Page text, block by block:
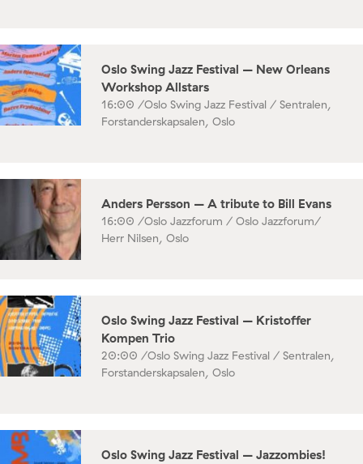
Oslo Swing Jazz Festival – New Orleans
Workshop Allstars
16:00 /Oslo Swing Jazz Festival / Sentralen,
Forstanderskapsalen, Oslo
Anders Persson – A tribute to Bill Evans
16:00 /Oslo Jazzforum / Oslo Jazzforum/
Herr Nilsen, Oslo
Oslo Swing Jazz Festival – Kristoffer
Kompen Trio
20:00 /Oslo Swing Jazz Festival / Sentralen,
Forstanderskapsalen, Oslo
Oslo Swing Jazz Festival – Jazzombies!